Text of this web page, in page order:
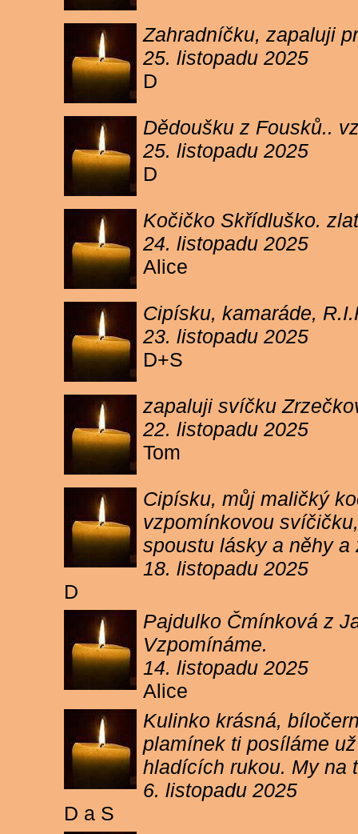
Zahradníčku, zapaluji
25. listopadu 2025
D
Dědoušku z Fousků..
25. listopadu 2025
D
Kočičko Skřídluško.
24. listopadu 2025
Alice
Cipísku, kamaráde,
23. listopadu 2025
D+S
zapaluji svíčku
22. listopadu 2025
Tom
Cipísku, můj maličký
vzpomínkovou
spoustu lásky a něhy
18. listopadu 2025
D
Pajdulko Čmínková z
Vzpomínáme.
14. listopadu 2025
Alice
Kulinko krásná,
plamínek ti posíláme
hladících rukou. My na
6. listopadu 2025
D a S